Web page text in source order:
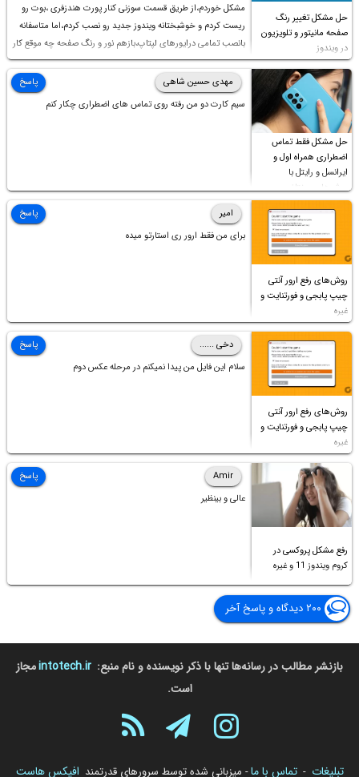
حل مشکل تغییر رنگ
صفحه مانیتور و تلویزیون
در ویندوز
مشکل خوردم،از طریق قسمت سوزنی کنار پورت هندزفری ،بوت رو
ریست کردم و خوشبختانه ویندوز جدید رو نصب کردم،اما متاسفانه
بانصب تمامی درایورهای لپتاپ،بازهم نور و رنگ صفحه چه موقع کار
چه موقع پخش فیلم مثل سابق نیست(نور زیاده و بی کیفیت)،با
ابدیت کردن کارت گرافیک،کالیبره کردن و غیره هم نور و رنگ درست
نشد (انگار تصویر ماته)، خواهشمند است راهنمایی فرمایید باتشکر
حل مشکل فقط تماس
اضطراری همراه اول و
ایرانسل و رایتل با
روش‌های مختلف
مهدی حسین شاهی
سیم کارت دو من رفته روی تماس های اضطراری چکار کنم
پاسخ
روش‌های رفع ارور آنتی
چیپ پابجی و فورتنایت و
غیره
امیر
برای من فقط ارور ری استارتو میده
پاسخ
روش‌های رفع ارور آنتی
چیپ پابجی و فورتنایت و
غیره
دخی ......
سلام این فایل من پیدا نمیکنم در مرحله عکس دوم
پاسخ
رفع مشکل پروکسی در
کروم ویندوز 11 و غیره
Amir
عالی و بینظیر
پاسخ
۲۰۰ دیدگاه و پاسخ آخر
بازنشر مطالب در رسانه‌ها تنها با ذکر نویسنده و نام منبع: intotech.irمجاز
است.
تبلیغات - تماس با ما- میزبانی شده توسط سرورهای قدرتمند افیکس هاست